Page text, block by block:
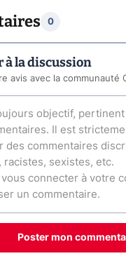
0
la discussion
avis avec la communauté
Poster mon